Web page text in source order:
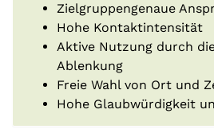
Zielgruppengenaue
Hohe Kontaktintensität
Aktive Nutzung durch
Ablenkung
Freie Wahl von Ort und
Hohe Glaubwürdigkeit